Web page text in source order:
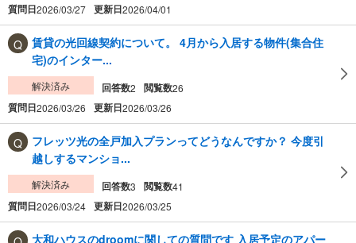
質問日2026/03/27 更新日2026/04/01
賃貸の光回線契約について。 4月から入居する物件(集合住
宅)のインター...
解決済み 回答数2 閲覧数26
質問日2026/03/26 更新日2026/03/26
フレッツ光の全戸加入プランってどうなんですか？ 今度引
越しするマンショ...
解決済み 回答数3 閲覧数41
質問日2026/03/24 更新日2026/03/25
大和ハウスのdroomに関しての質問です 入居予定のアパー